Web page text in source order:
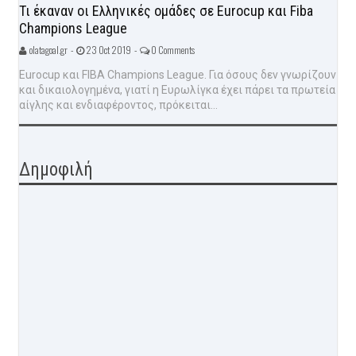
Τι έκαναν οι Ελληνικές ομάδες σε Eurocup και Fiba
Champions League
olatagoal.gr - 23 Oct 2019 - 0 Comments
Eurocup και FIBA Champions League. Για όσους δεν γνωρίζουν
και δικαιολογημένα, γιατί η Ευρωλίγκα έχει πάρει τα πρωτεία
αίγλης και ενδιαφέροντος, πρόκειται...
Δημοφιλή